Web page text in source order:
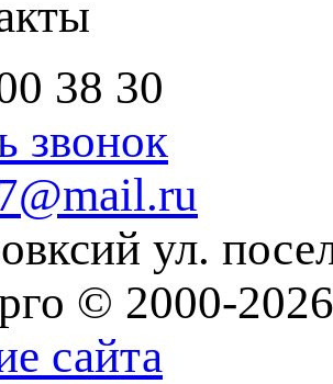
38 30
звонок
ул.
© 2000-
сайта